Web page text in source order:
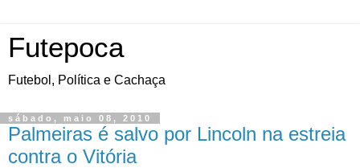
Futepoca
Futebol, Política e Cachaça
sábado, maio 08, 2010
Palmeiras é salvo por Lincoln na estreia
contra o Vitória